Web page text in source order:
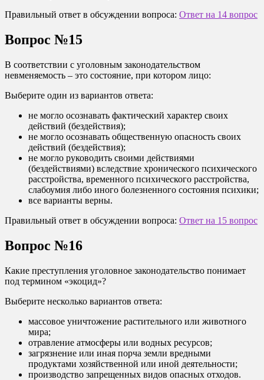
Правильный ответ в обсуждении вопроса: Ответ на 14 вопрос
Вопрос №15
В соответствии с уголовным законодательством
невменяемость – это состояние, при котором лицо:
Выберите один из вариантов ответа:
не могло осознавать фактический характер своих
действий (бездействия);
не могло осознавать общественную опасность своих
действий (бездействия);
не могло руководить своими действиями
(бездействиями) вследствие хронического психического
расстройства, временного психического расстройства,
слабоумия либо иного болезненного состояния психики;
все варианты верны.
Правильный ответ в обсуждении вопроса: Ответ на 15 вопрос
Вопрос №16
Какие преступления уголовное законодательство понимает
под термином «экоцид»?
Выберите несколько вариантов ответа:
массовое уничтожение растительного или животного
мира;
отравление атмосферы или водных ресурсов;
загрязнение или иная порча земли вредными
продуктами хозяйственной или иной деятельности;
производство запрещенных видов опасных отходов.